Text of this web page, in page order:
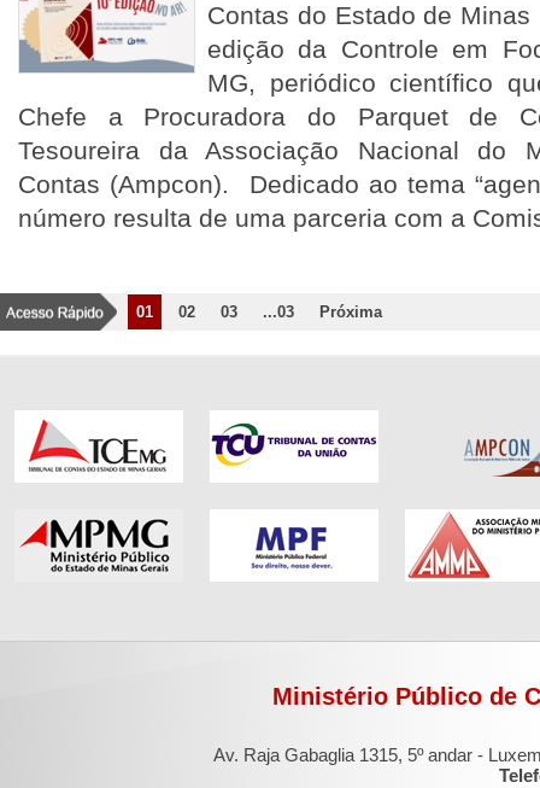
Contas do Estado de Minas
edição da Controle em
MG, periódico científico
Chefe a Procuradora do Parquet de
Tesoureira da Associação Nacional do
Contas (Ampcon). Dedicado ao tema
número resulta de uma parceria com a
01 02 03 ...03 Próxima
Ministério Público de
Av. Raja Gabaglia 1315, 5º andar -